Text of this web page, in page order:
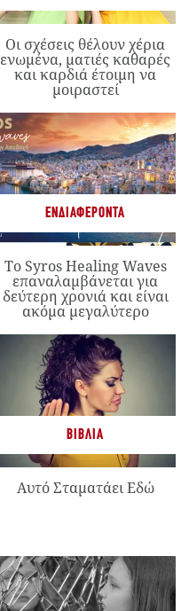
Οι σχέσεις θέλουν χέρια
ενωμένα, ματιές καθαρές
και καρδιά έτοιμη να
μοιραστεί
ΕΝΔΙΑΦΈΡΟΝΤΑ
Το Syros Healing Waves
επαναλαμβάνεται για
δεύτερη χρονιά και είναι
ακόμα μεγαλύτερο
ΒΙΒΛΊΑ
Αυτό Σταματάει Εδώ